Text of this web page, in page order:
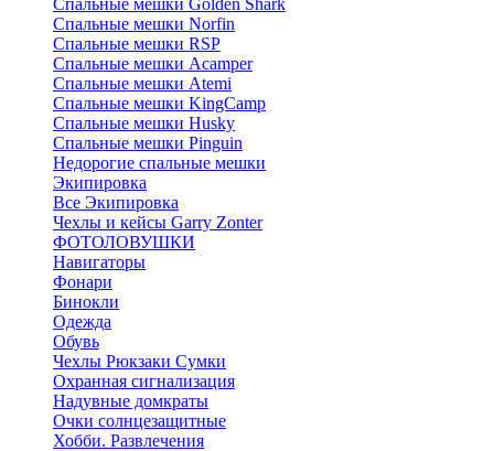
Спальные мешки Golden Shark
Спальные мешки Norfin
Спальные мешки RSP
Спальные мешки Acamper
Спальные мешки Atemi
Спальные мешки KingCamp
Спальные мешки Husky
Спальные мешки Pinguin
Недорогие спальные мешки
Экипировка
Все Экипировка
Чехлы и кейсы Garry Zonter
ФОТОЛОВУШКИ
Навигаторы
Фонари
Бинокли
Одежда
Обувь
Чехлы Рюкзаки Сумки
Охранная сигнализация
Надувные домкраты
Очки солнцезащитные
Хобби. Развлечения